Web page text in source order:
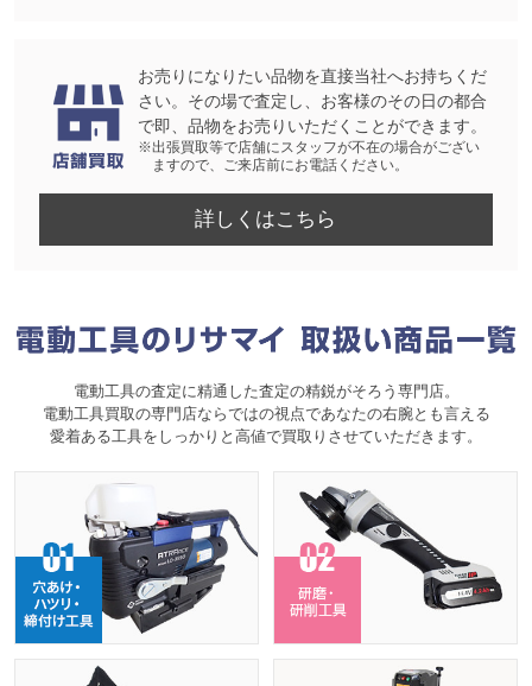
お売りになりたい品物を直接当社へお持ちくだ
さい。その場で査定し、お客様のその日の都合
で即、品物をお売りいただくことができます。
※出張買取等で店舗にスタッフが不在の場合がござい
ますので、ご来店前にお電話ください。
詳しくはこちら
電動工具の査定に精通した査定の精鋭がそろう専門店。
電動工具買取の専門店ならではの視点であなたの右腕とも言える
愛着ある工具をしっかりと高値で買取りさせていただきます。